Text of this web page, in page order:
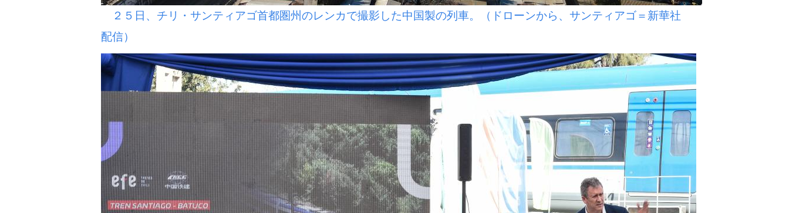
２５日、チリ・サンティアゴ首都圏州のレンカで撮影した中国製の列車。（ドローンから、サンティアゴ＝新華社
配信）